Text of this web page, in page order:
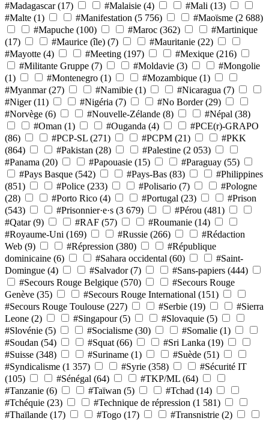
#Madagascar (17) #Malaisie (4) #Mali (13)
#Malte (1) #Manifestation (5 756) #Maoïsme (2 688)
#Mapuche (100) #Maroc (362)
#Martinique
(17)
#Maurice (île) (7) #Mauritanie (22)
#Mayotte (4) #Meeting (197) #Mexique (216)
#Militante Gruppe (7) #Moldavie (3)
#Mongolie
(1)
#Montenegro (1) #Mozambique (1)
#Myanmar (27) #Namibie (1) #Nicaragua (7)
#Niger (11) #Nigéria (7) #No Border (29)
#Norvège (6) #Nouvelle-Zélande (8) #Népal (38)
#Oman (1) #Ouganda (4)
#PCE(r)-GRAPO
(86)
#PCP-SL (271) #PCPM (21)
#PKK
(864)
#Pakistan (28) #Palestine (2 053)
#Panama (20) #Papouasie (15) #Paraguay (55)
#Pays Basque (542) #Pays-Bas (83)
#Philippines
(851)
#Police (233) #Polisario (7)
#Pologne
(28)
#Porto Rico (4) #Portugal (23)
#Prison
(543)
#Prisonnier·e·s (3 679) #Pérou (481)
#Qatar (9) #RAF (57) #Roumanie (14)
#Royaume-Uni (169) #Russie (266)
#Rédaction
Web (9) #Répression (380)
#République
dominicaine (6) #Sahara occidental (60)
#Saint-
Domingue (4) #Salvador (7) #Sans-papiers (444)
#Secours Rouge Belgique (570)
#Secours Rouge
Genève (35) #Secours Rouge International (151)
#Secours Rouge Toulouse (227) #Serbie (19)
#Sierra
Leone (2) #Singapour (5) #Slovaquie (5)
#Slovénie (5) #Socialisme (30) #Somalie (1)
#Soudan (54) #Squat (66) #Sri Lanka (19)
#Suisse (348) #Suriname (1) #Suède (51)
#Syndicalisme (1 357) #Syrie (358)
#Sécurité IT
(105)
#Sénégal (64) #TKP/ML (64)
#Tanzanie (6) #Taïwan (5) #Tchad (14)
#Tchéquie (23) #Technique de répression (1 581)
#Thaïlande (17) #Togo (17) #Transnistrie (2)